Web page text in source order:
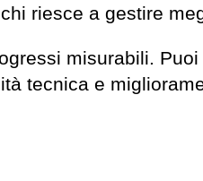
riesce a gestire
misurabili.
tecnica e